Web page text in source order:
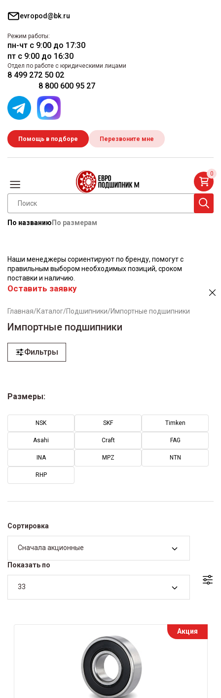
evropod@bk.ru
Режим работы:
пн-чт с 9:00 до 17:30
пт с 9:00 до 16:30
Отдел по работе с юридическими лицами
8 499 272 50 02
8 800 600 95 27
Помощь в подборе Перезвоните мне
По названию По размерам
0
Наши менеджеры сориентируют по бренду, помогут с
правильным выбором необходимых позиций, сроком
поставки и наличию.
Оставить заявку
Главная/Каталог/Подшипники/Импортные подшипники
Импортные подшипники
Фильтры
Размеры:
NSK SKF Timken
Asahi Craft FAG
INA MPZ NTN
RHP
Сортировка
Сначала акционные
Показать по
33
Акция